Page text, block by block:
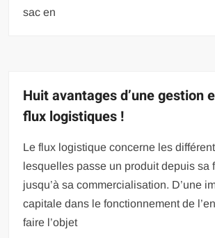
sac en
Huit avantages d’une gestion
flux logistiques !
Le flux logistique concerne les
lesquelles passe un produit depuis sa
jusqu’à sa commercialisation. D’une
capitale dans le fonctionnement de
faire l’objet